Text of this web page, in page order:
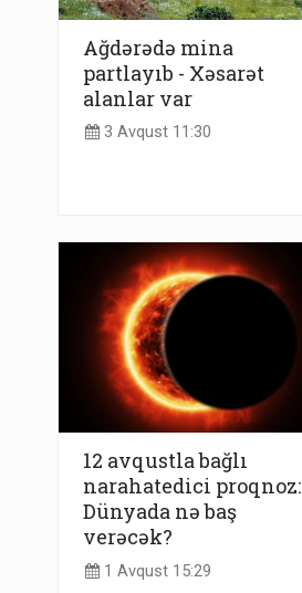
Ağdərədə mina
partlayıb - Xəsarət
alanlar var
3 Avqust 11:30
12 avqustla bağlı
narahatedici proqnoz:
Dünyada nə baş
verəcək?
1 Avqust 15:29